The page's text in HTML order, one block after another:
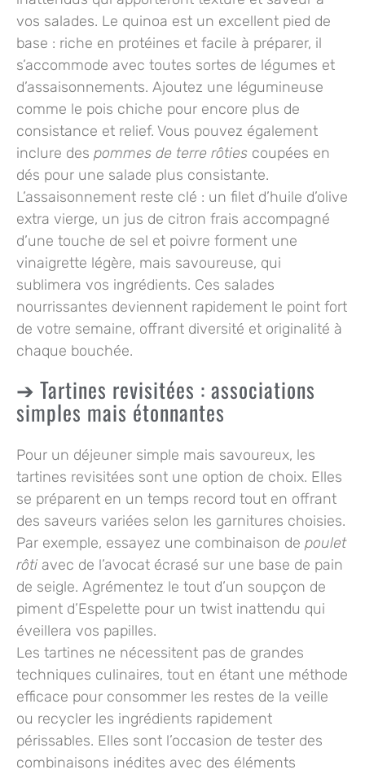
vos salades. Le quinoa est un excellent pied de
base : riche en protéines et facile à préparer, il
s’accommode avec toutes sortes de légumes et
d’assaisonnements. Ajoutez une légumineuse
comme le pois chiche pour encore plus de
consistance et relief. Vous pouvez également
inclure des pommes de terre rôties coupées en
dés pour une salade plus consistante.
L’assaisonnement reste clé : un filet d’huile d’olive
extra vierge, un jus de citron frais accompagné
d’une touche de sel et poivre forment une
vinaigrette légère, mais savoureuse, qui
sublimera vos ingrédients. Ces salades
nourrissantes deviennent rapidement le point fort
de votre semaine, offrant diversité et originalité à
chaque bouchée.
Tartines revisitées : associations
simples mais étonnantes
Pour un déjeuner simple mais savoureux, les
tartines revisitées sont une option de choix. Elles
se préparent en un temps record tout en offrant
des saveurs variées selon les garnitures choisies.
Par exemple, essayez une combinaison de poulet
rôti avec de l’avocat écrasé sur une base de pain
de seigle. Agrémentez le tout d’un soupçon de
piment d’Espelette pour un twist inattendu qui
éveillera vos papilles.
Les tartines ne nécessitent pas de grandes
techniques culinaires, tout en étant une méthode
efficace pour consommer les restes de la veille
ou recycler les ingrédients rapidement
périssables. Elles sont l’occasion de tester des
combinaisons inédites avec des éléments